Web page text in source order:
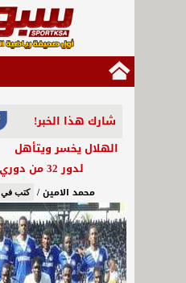
شارك هذا الخبر!
الهلال يخسر ويتأهل
لدور 32 من دوري ابطال افريقيا
محمد الامين / كتب في 28/02/2015 - 9:23 م